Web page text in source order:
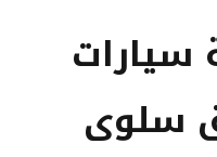
سيارات
سلوى